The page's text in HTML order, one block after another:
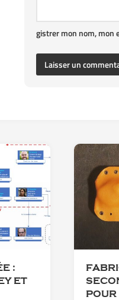
gistrer mon nom, mon
:
ET